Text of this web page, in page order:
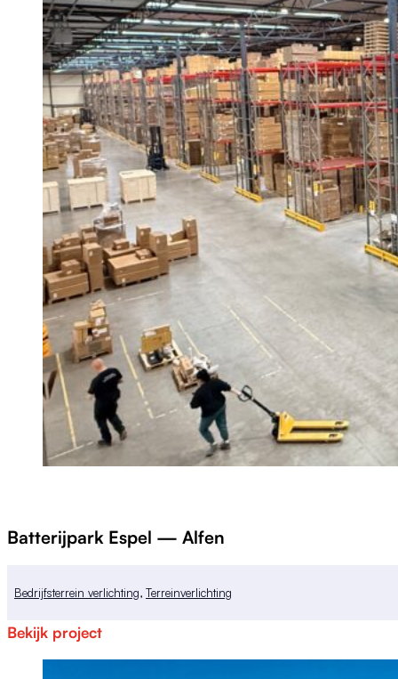
Batterijpark Espel — Alfen
Bedrijfsterrein verlichting, Terreinverlichting
Bekijk project